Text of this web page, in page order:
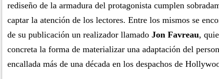
rediseño de la armadura del protagonista cumplen
captar la atención de los lectores. Entre los mismos se
de su publicación un realizador llamado Jon Favreau,
concreta la forma de materializar una adaptación del
encallada más de una década en los despachos de